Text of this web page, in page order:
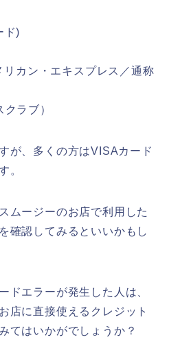
ド)
カン・エキスプレス／通称
ラブ）
が、多くの方はVISAカード
。
ムージーのお店で利用した
確認してみるといいかもし
ドエラーが発生した人は、
店に直接使えるクレジット
てはいかがでしょうか？